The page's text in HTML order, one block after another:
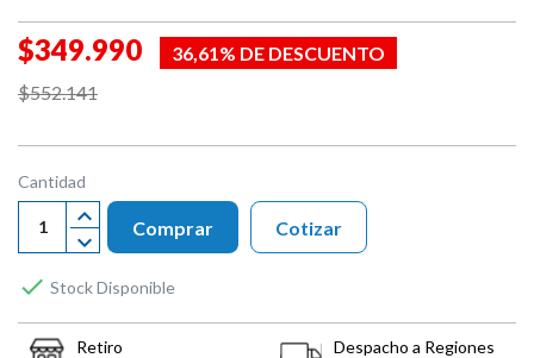
$349.990
36,61% DE DESCUENTO
$552.141
Cantidad
Comprar
 Stock Disponible
Cotizar
Retiro
Despacho a Regiones